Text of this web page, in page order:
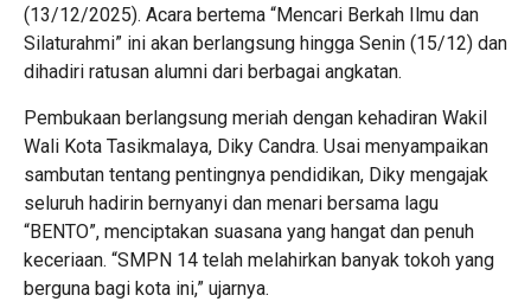
(13/12/2025). Acara bertema “Mencari Berkah Ilmu dan
Silaturahmi” ini akan berlangsung hingga Senin (15/12) dan
dihadiri ratusan alumni dari berbagai angkatan.
Pembukaan berlangsung meriah dengan kehadiran Wakil
Wali Kota Tasikmalaya, Diky Candra. Usai menyampaikan
sambutan tentang pentingnya pendidikan, Diky mengajak
seluruh hadirin bernyanyi dan menari bersama lagu
“BENTO”, menciptakan suasana yang hangat dan penuh
keceriaan. “SMPN 14 telah melahirkan banyak tokoh yang
berguna bagi kota ini,” ujarnya.